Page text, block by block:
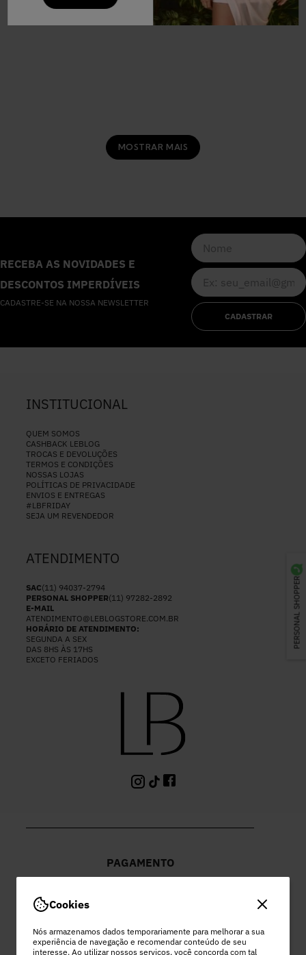
Cookies
Nós armazenamos dados temporariamente para melhorar a sua
experiência de navegação e recomendar conteúdo de seu
interesse. Ao utilizar nossos serviços, você concorda com tal
PERSONAL SHOPPER
MOSTRAR MAIS
RECEBA AS NOVIDADES E
DESCONTOS IMPERDÍVEIS
CADASTRE-SE NA NOSSA NEWSLETTER
CADASTRAR
INSTITUCIONAL
QUEM SOMOS
CASHBACK LEBLOG
TROCAS E DEVOLUÇÕES
TERMOS E CONDIÇÕES
NOSSAS LOJAS
POLÍTICAS DE PRIVACIDADE
ENVIOS E ENTREGAS
#LBFRIDAY
SEJA UM REVENDEDOR
ATENDIMENTO
SAC(11) 94037-2794
PERSONAL SHOPPER(11) 97282-2892
E-MAIL
ATENDIMENTO@LEBLOGSTORE.COM.BR
HORÁRIO DE ATENDIMENTO:
SEGUNDA A SEX
DAS 8HS ÀS 17HS
EXCETO FERIADOS
PAGAMENTO
PEC COMERCIO DO VESTUARIO LTDA